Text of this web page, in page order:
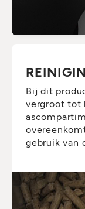
Bij dit
vergroot tot
gebruik van